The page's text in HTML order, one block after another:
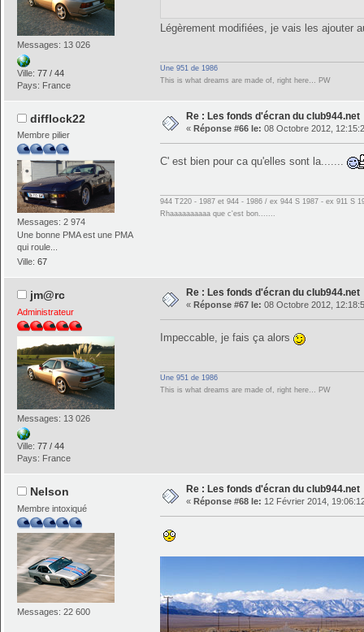
Messages: 13 026
Ville:77 / 44
Pays: France
Légèrement modifiées, je vais les ajouter
Une 951 de 1986
This is what dreams are made of, right here… PW
difflock22
Membre pilier
Messages: 2 974
Une bonne PMA est une PMA
qui roule...
Ville:67
Re : Les fonds d'écran du club944.net
« Réponse #66 le: 08 Octobre 2012,
C' est bien pour ca qu'elles sont la.......
944 T220 - 1987 et 944 - 1986 / ex 944 S 1987 - ex 911 S
Rhaaaaaaaaaa que c'est bon.......
jm@rc
Administrateur
Messages: 13 026
Ville:77 / 44
Pays: France
Re : Les fonds d'écran du club944.net
« Réponse #67 le: 08 Octobre 2012,
Impeccable, je fais ça alors
Une 951 de 1986
This is what dreams are made of, right here… PW
Nelson
Membre intoxiqué
Messages: 22 600
Re : Les fonds d'écran du club944.net
« Réponse #68 le: 12 Février 2014,